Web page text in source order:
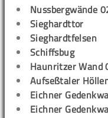
Nussbergwände
Sieghardttor
Sieghardtfelsen
Schiffsbug
Haunritzer Wand
Aufseßtaler
Eichner
Eichner